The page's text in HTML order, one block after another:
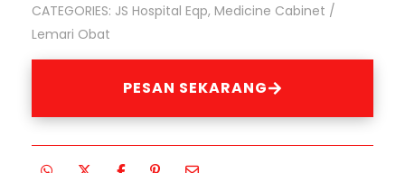
CATEGORIES: JS Hospital Eqp, Medicine Cabinet /
Lemari Obat
PESAN SEKARANG